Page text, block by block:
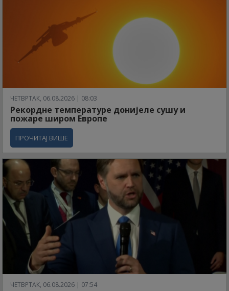
ЧЕТВРТАК, 06.08.2026 | 08:03
Рекордне температуре донијеле сушу и
пожаре широм Европе
ПРОЧИТАЈ ВИШЕ
ЧЕТВРТАК, 06.08.2026 | 07:54